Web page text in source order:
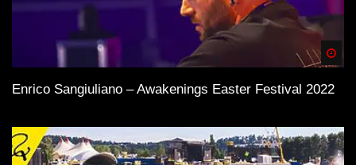
Enrico Sangiuliano – Awakenings Easter Festival 2022